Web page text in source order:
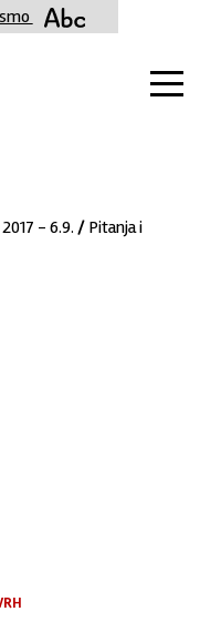
2017 - 6.9. / Pitanja i